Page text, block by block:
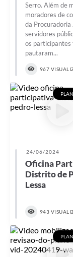
Arquivos para
Jornal
Covid -19 em Serro
Audiências Públicas
Galeria de Fotos
Galeria de Vídeos
Telefones Úteis
Diário Oficial
Contratos,
Serro. Além de
moradores de
da
servidores
os participantes
pautaram...
967
24/06/2024
Oficina
Distrito de
Lessa
943